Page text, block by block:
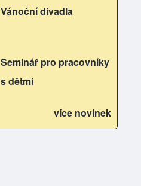
Vánoční divadla
Seminář pro pracovníky
s dětmi
více novinek